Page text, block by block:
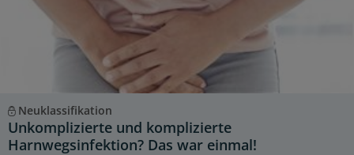
Neuklassifikation
Unkomplizierte und komplizierte
Harnwegsinfektion? Das war einmal!